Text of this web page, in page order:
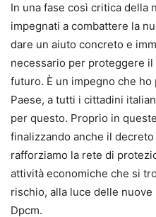
In una fase così critica della
impegnati a combattere la
dare un aiuto concreto e
necessario per proteggere
futuro. È un impegno che
Paese, a tutti i cittadini
per questo. Proprio in
finalizzando anche il decreto
rafforziamo la rete di
attività economiche che si
rischio, alla luce delle nuove
Dpcm.